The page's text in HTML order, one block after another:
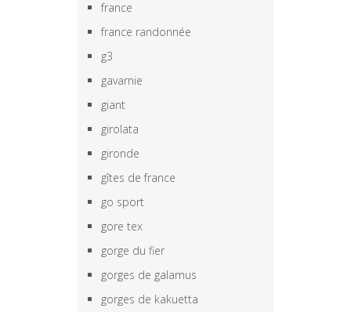
france
france randonnée
g3
gavarnie
giant
girolata
gironde
gîtes de france
go sport
gore tex
gorge du fier
gorges de galamus
gorges de kakuetta